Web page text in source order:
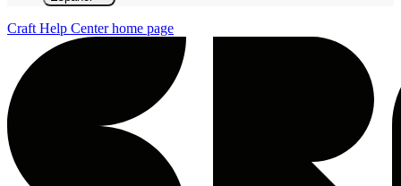
Craft Help Centerhome page